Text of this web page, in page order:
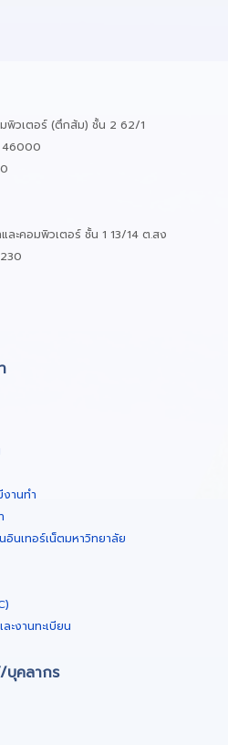
พิวเตอร์ (ตึกส้ม) ชั้น 2 62/1
46000
ละคอมพิวเตอร์ ชั้น 1 13/14 ต.สง
านทำ
อินเทอร์เน็ตมหาวิทยาลัย
ะงานทะเบียน
/บุคลากร